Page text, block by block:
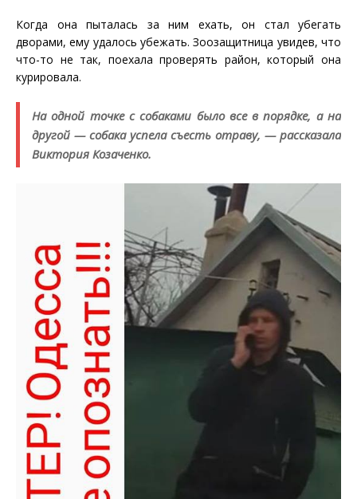
Когда она пыталась за ним ехать, он стал убегать
дворами, ему удалось убежать. Зоозащитница увидев, что
что-то не так, поехала проверять район, который она
курировала.
На одной точке с собаками было все в порядке, а на
другой — собака успела съесть отраву, — рассказала
Виктория Козаченко.